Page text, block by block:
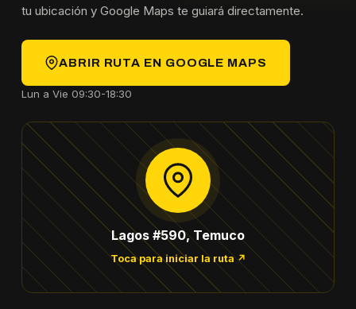
tu ubicación y Google Maps te guiará directamente.
ABRIR RUTA EN GOOGLE MAPS
Lun a Vie 09:30-18:30
Lagos #590, Temuco
Toca para iniciar la ruta ↗